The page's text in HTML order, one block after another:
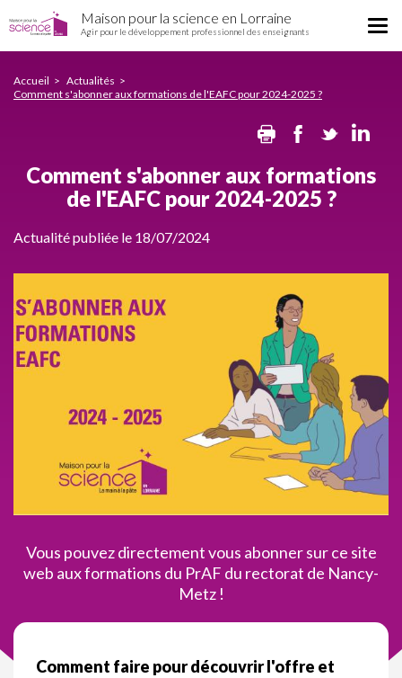
Comment
s'abonner
de
l'EAFC
au
Maison pour la science en Lorraine
Agir pour le développement professionnel des enseignants
Accueil
Actualités
Comment s'abonner aux formations de l'EAFC pour 2024-2025 ?
PrintFacebook
Comment s'abonner aux formations
de l'EAFC pour 2024-2025 ?
Actualité publiée le 18/07/2024
Vous pouvez directement vous abonner sur ce site
web aux formations du PrAF du rectorat de Nancy-
Metz !
Comment faire pour découvrir l'offre et